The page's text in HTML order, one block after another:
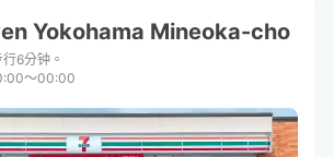
Yokohama Mineoka-cho
6分钟。
〜00:00